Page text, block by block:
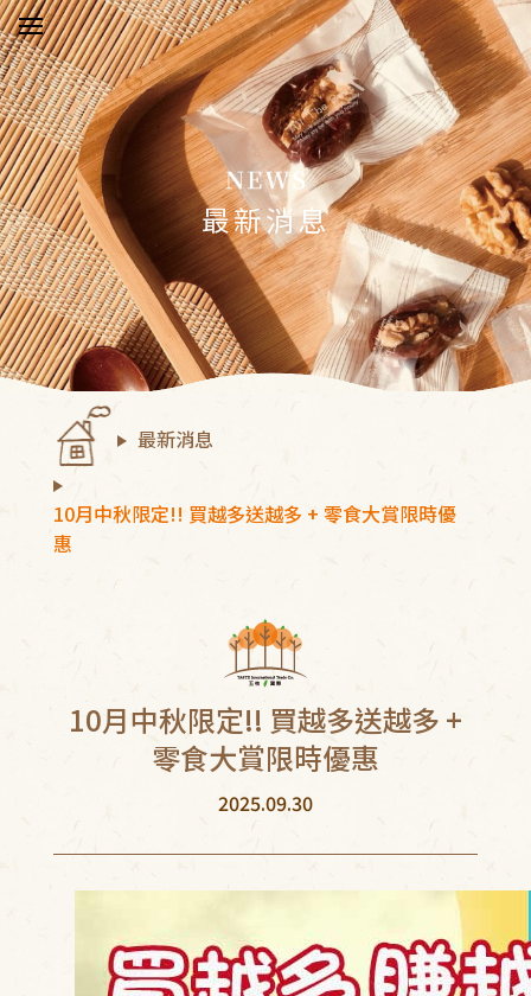
五桔
消息
介紹
報告
須知
我們
中心
官方帳號
最新消息
最新消息
10月中秋限定!! 買越多送越多 + 零食大賞限時優
惠
10月中秋限定!! 買越多送越多 +
零食大賞限時優惠
2025.09.30